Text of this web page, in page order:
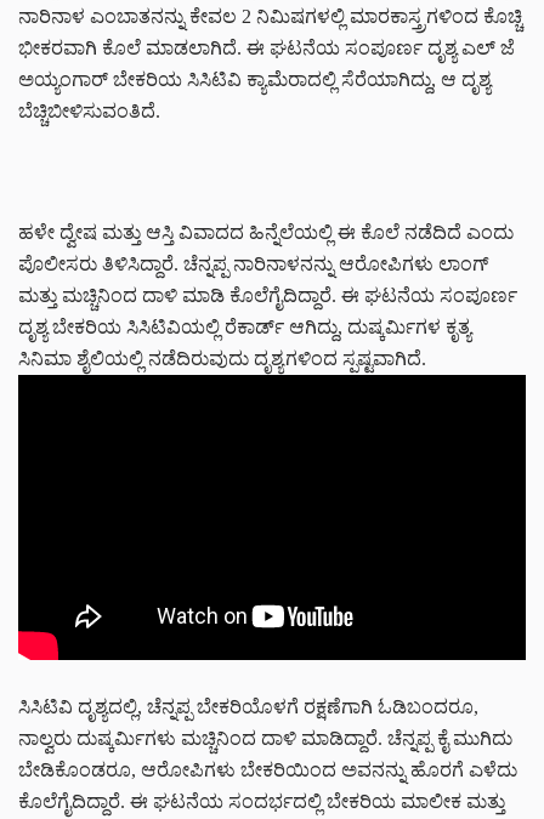
ನಾರಿನಾಳ ಎಂಬಾತನನ್ನು ಕೇವಲ 2 ನಿಮಿಷಗಳಲ್ಲಿ ಮಾರಕಾಸ್ತ್ರಗಳಿಂದ ಕೊಚ್ಚಿ
ಭೀಕರವಾಗಿ ಕೊಲೆ ಮಾಡಲಾಗಿದೆ. ಈ ಘಟನೆಯ ಸಂಪೂರ್ಣ ದೃಶ್ಯ ಎಲ್ ಜೆ
ಅಯ್ಯಂಗಾರ್ ಬೇಕರಿಯ ಸಿಸಿಟಿವಿ ಕ್ಯಾಮೆರಾದಲ್ಲಿ ಸೆರೆಯಾಗಿದ್ದು, ಆ ದೃಶ್ಯ
ಬೆಚ್ಚಿಬೀಳಿಸುವಂತಿದೆ.
ಹಳೇ ದ್ವೇಷ ಮತ್ತು ಆಸ್ತಿ ವಿವಾದದ ಹಿನ್ನೆಲೆಯಲ್ಲಿ ಈ ಕೊಲೆ ನಡೆದಿದೆ ಎಂದು
ಪೊಲೀಸರು ತಿಳಿಸಿದ್ದಾರೆ. ಚೆನ್ನಪ್ಪ ನಾರಿನಾಳನನ್ನು ಆರೋಪಿಗಳು ಲಾಂಗ್
ಮತ್ತು ಮಚ್ಚಿನಿಂದ ದಾಳಿ ಮಾಡಿ ಕೊಲೆಗೈದಿದ್ದಾರೆ. ಈ ಘಟನೆಯ ಸಂಪೂರ್ಣ
ದೃಶ್ಯ ಬೇಕರಿಯ ಸಿಸಿಟಿವಿಯಲ್ಲಿ ರೆಕಾರ್ಡ್ ಆಗಿದ್ದು, ದುಷ್ಕರ್ಮಿಗಳ ಕೃತ್ಯ
ಸಿನಿಮಾ ಶೈಲಿಯಲ್ಲಿ ನಡೆದಿರುವುದು ದೃಶ್ಯಗಳಿಂದ ಸ್ಪಷ್ಟವಾಗಿದೆ.
ಸಿಸಿಟಿವಿ ದೃಶ್ಯದಲ್ಲಿ, ಚೆನ್ನಪ್ಪ ಬೇಕರಿಯೊಳಗೆ ರಕ್ಷಣೆಗಾಗಿ ಓಡಿಬಂದರೂ,
ನಾಲ್ವರು ದುಷ್ಕರ್ಮಿಗಳು ಮಚ್ಚಿನಿಂದ ದಾಳಿ ಮಾಡಿದ್ದಾರೆ. ಚೆನ್ನಪ್ಪ ಕೈ ಮುಗಿದು
ಬೇಡಿಕೊಂಡರೂ, ಆರೋಪಿಗಳು ಬೇಕರಿಯಿಂದ ಅವನನ್ನು ಹೊರಗೆ ಎಳೆದು
ಕೊಲೆಗೈದಿದ್ದಾರೆ. ಈ ಘಟನೆಯ ಸಂದರ್ಭದಲ್ಲಿ ಬೇಕರಿಯ ಮಾಲೀಕ ಮತ್ತು